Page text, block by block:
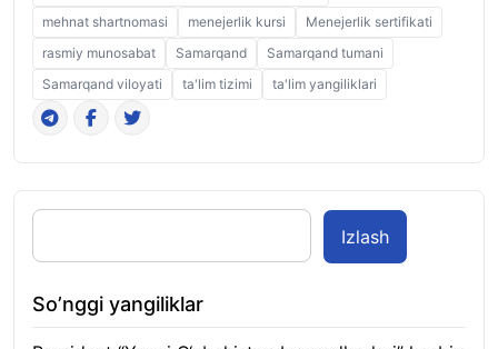
mehnat shartnomasi
menejerlik kursi
Menejerlik sertifikati
rasmiy munosabat
Samarqand
Samarqand tumani
Samarqand viloyati
ta'lim tizimi ta'lim yangiliklari
Izlash
So’nggi yangiliklar